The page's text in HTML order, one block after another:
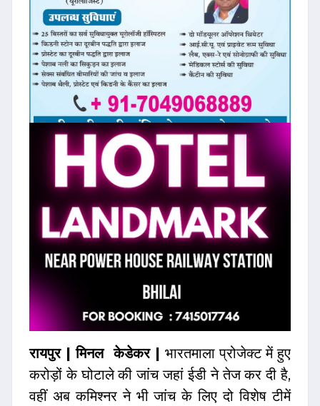
रायपुर | मिनल केडेकर | भारतमाला प्रोजेक्ट में हुए
करोड़ों के घोटाले की जांच जहां ईडी ने तेज कर दी है,
वहीं अब कमिश्नर ने भी जांच के लिए दो विशेष टीमें